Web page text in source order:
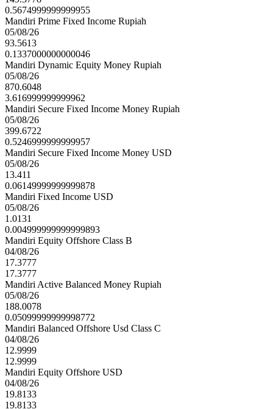
0.5674999999999955
Mandiri Prime Fixed Income Rupiah
05/08/26
93.5613
0.1337000000000046
Mandiri Dynamic Equity Money Rupiah
05/08/26
870.6048
3.616999999999962
Mandiri Secure Fixed Income Money Rupiah
05/08/26
399.6722
0.5246999999999957
Mandiri Secure Fixed Income Money USD
05/08/26
13.411
0.06149999999999878
Mandiri Fixed Income USD
05/08/26
1.0131
0.004999999999999893
Mandiri Equity Offshore Class B
04/08/26
17.3777
17.3777
Mandiri Active Balanced Money Rupiah
05/08/26
188.0078
0.05099999999998772
Mandiri Balanced Offshore Usd Class C
04/08/26
12.9999
12.9999
Mandiri Equity Offshore USD
04/08/26
19.8133
19.8133